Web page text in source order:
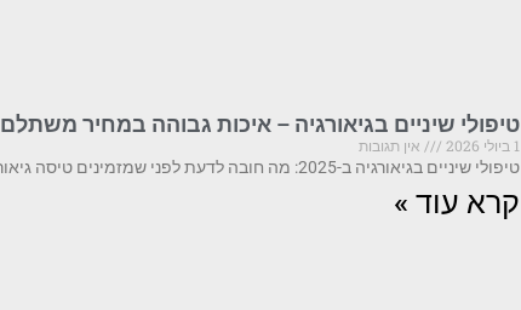
טיפולי שיניים בגיאורגיה – איכות גבוהה במחיר משתלם
1 ביולי 2026
אין תגובות
טיפולי שיניים בגיאורגיה ב-2025: מה חובה לדעת לפני שמזמינים טיסה גיאורגיה הפכה ביחשנים האחרונות ליעד
קרא עוד »